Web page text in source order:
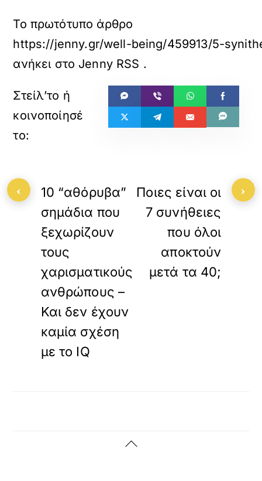
Το πρωτότυπο άρθρο
https://jenny.gr/well-being/459913/5-
ανήκει στο Jenny RSS .
10 “αθόρυβα”
σημάδια που
ξεχωρίζουν
τους
χαρισματικούς
ανθρώπους –
Και δεν έχουν
καμία σχέση
με το IQ
Ποιες είναι οι
7 συνήθειες
που όλοι
αποκτούν
μετά τα 40;
Back
‹ ›